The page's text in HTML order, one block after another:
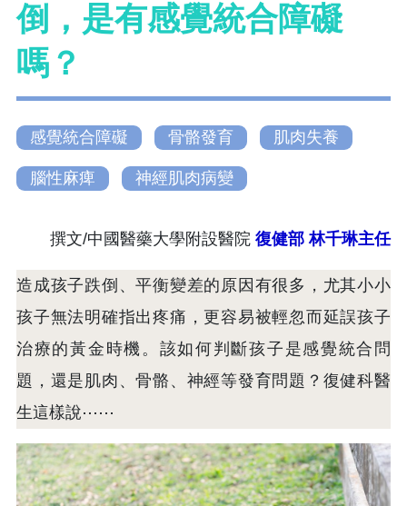
倒，是有感覺統合障礙
嗎？
感覺統合障礙 骨骼發育 肌肉失養
腦性麻痺 神經肌肉病變
撰文/中國醫藥大學附設醫院 復健部 林千琳主任
造成孩子跌倒、平衡變差的原因有很多，尤其小小
孩子無法明確指出疼痛，更容易被輕忽而延誤孩子
治療的黃金時機。該如何判斷孩子是感覺統合問
題，還是肌肉、骨骼、神經等發育問題？復健科醫
生這樣說⋯⋯